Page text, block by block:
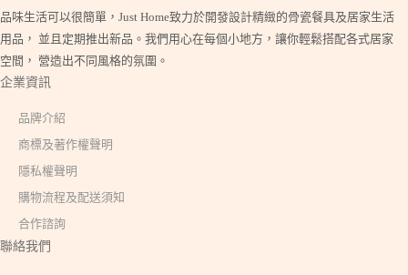
品味生活可以很簡單，Just Home致力於開發設計精緻的骨瓷餐具及居家生活
用品， 並且定期推出新品。我們用心在每個小地方，讓你輕鬆搭配各式居家
空間， 營造出不同風格的氛圍。
企業資訊
品牌介紹
商標及著作權聲明
隱私權聲明
購物流程及配送須知
合作諮詢
聯絡我們